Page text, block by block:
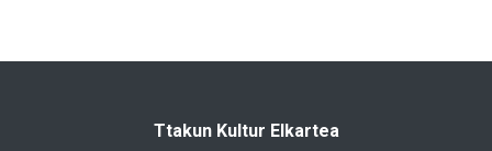
Ttakun Kultur Elkartea